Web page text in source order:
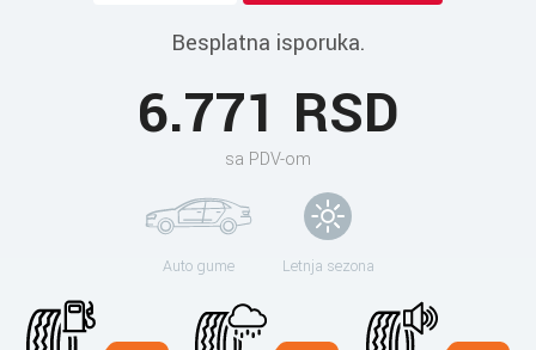
Besplatna isporuka.
6.771 RSD
sa PDV-om
Auto gume Letnja sezona